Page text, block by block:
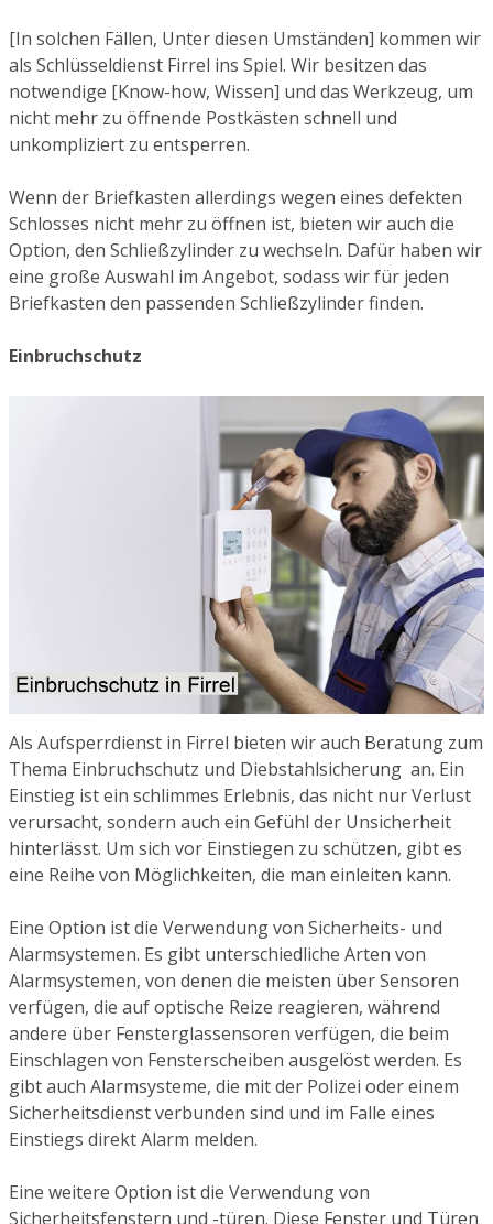
[In solchen Fällen, Unter diesen Umständen] kommen wir
als Schlüsseldienst Firrel ins Spiel. Wir besitzen das
notwendige [Know-how, Wissen] und das Werkzeug, um
nicht mehr zu öffnende Postkästen schnell und
unkompliziert zu entsperren.
Wenn der Briefkasten allerdings wegen eines defekten
Schlosses nicht mehr zu öffnen ist, bieten wir auch die
Option, den Schließzylinder zu wechseln. Dafür haben wir
eine große Auswahl im Angebot, sodass wir für jeden
Briefkasten den passenden Schließzylinder finden.
Einbruchschutz
Als Aufsperrdienst in Firrel bieten wir auch Beratung zum
Thema Einbruchschutz und Diebstahlsicherung an. Ein
Einstieg ist ein schlimmes Erlebnis, das nicht nur Verlust
verursacht, sondern auch ein Gefühl der Unsicherheit
hinterlässt. Um sich vor Einstiegen zu schützen, gibt es
eine Reihe von Möglichkeiten, die man einleiten kann.
Eine Option ist die Verwendung von Sicherheits- und
Alarmsystemen. Es gibt unterschiedliche Arten von
Alarmsystemen, von denen die meisten über Sensoren
verfügen, die auf optische Reize reagieren, während
andere über Fensterglassensoren verfügen, die beim
Einschlagen von Fensterscheiben ausgelöst werden. Es
gibt auch Alarmsysteme, die mit der Polizei oder einem
Sicherheitsdienst verbunden sind und im Falle eines
Einstiegs direkt Alarm melden.
Eine weitere Option ist die Verwendung von
Sicherheitsfenstern und -türen. Diese Fenster und Türen